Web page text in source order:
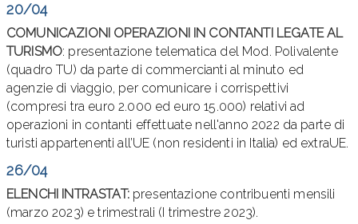
20/04
COMUNICAZIONI OPERAZIONI IN CONTANTI LEGATE AL
TURISMO: presentazione telematica del Mod. Polivalente
(quadro TU) da parte di commercianti al minuto ed
agenzie di viaggio, per comunicare i corrispettivi
(compresi tra euro 2.000 ed euro 15.000) relativi ad
operazioni in contanti effettuate nell'anno 2022 da parte di
turisti appartenenti all’UE (non residenti in Italia) ed extraUE.
26/04
ELENCHI INTRASTAT: presentazione contribuenti mensili
(marzo 2023) e trimestrali (I trimestre 2023).